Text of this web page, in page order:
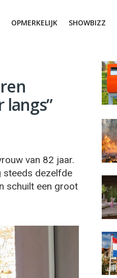
OPMERKELIJK SHOWBIZZ
van 82 jaar.
steeds dezelfde
schuilt een groot